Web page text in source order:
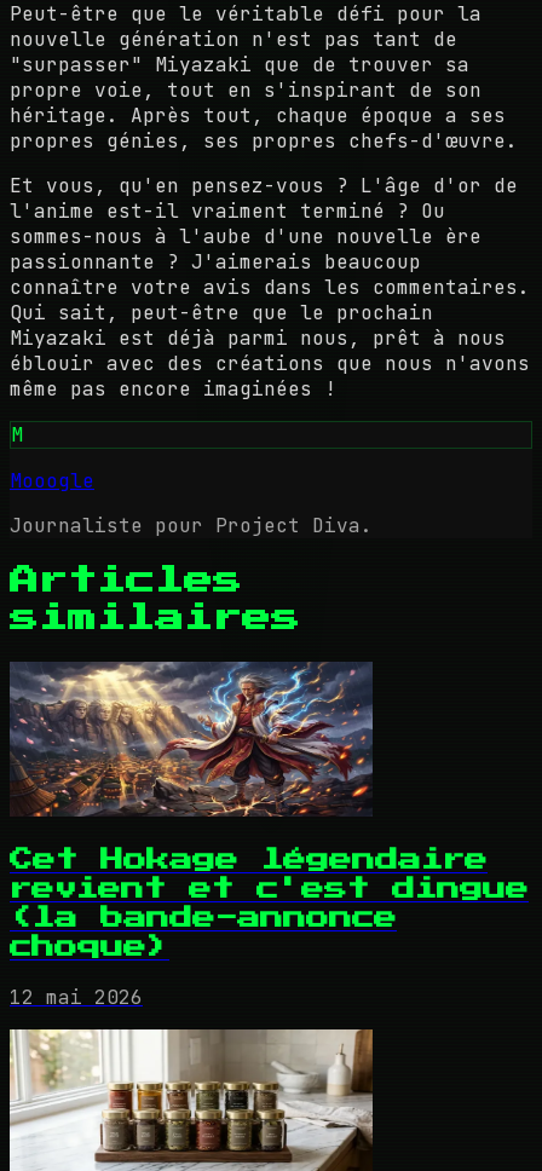
Peut-être que le véritable défi pour la
nouvelle génération n'est pas tant de
"surpasser" Miyazaki que de trouver sa
propre voie, tout en s'inspirant de son
héritage. Après tout, chaque époque a ses
propres génies, ses propres chefs-d'œuvre.
Et vous, qu'en pensez-vous ? L'âge d'or de
l'anime est-il vraiment terminé ? Ou
sommes-nous à l'aube d'une nouvelle ère
passionnante ? J'aimerais beaucoup
connaître votre avis dans les commentaires.
Qui sait, peut-être que le prochain
Miyazaki est déjà parmi nous, prêt à nous
éblouir avec des créations que nous n'avons
même pas encore imaginées !
M
Mooogle
Journaliste pour Project Diva.
Articles
similaires
Cet Hokage légendaire
revient et c'est dingue
(la bande-annonce
choque)
12 mai 2026